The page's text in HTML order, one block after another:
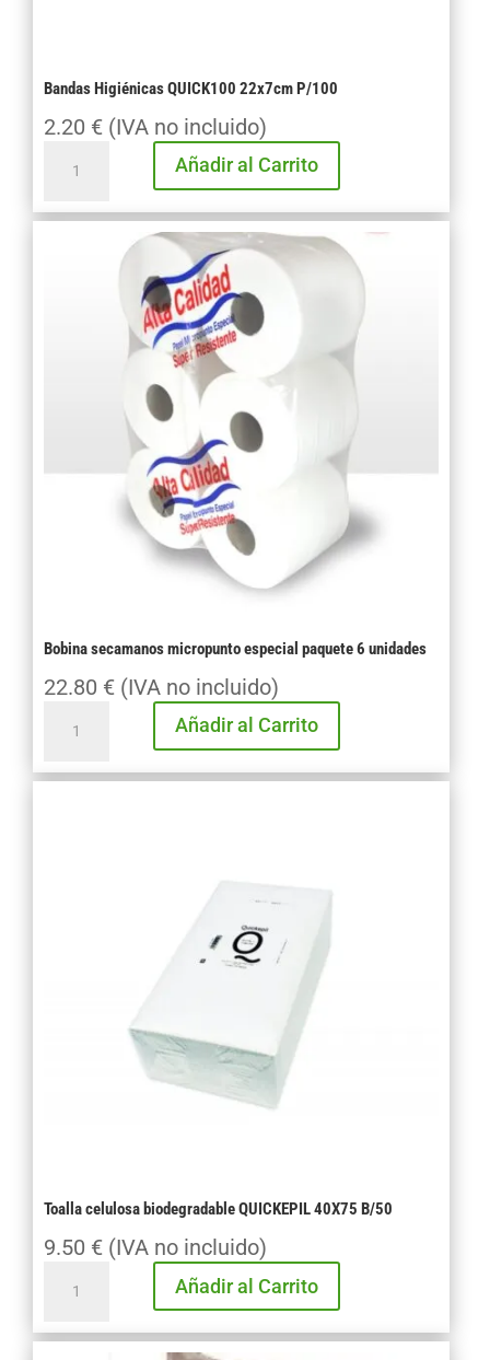
Bandas Higiénicas QUICK100 22x7cm P/100
2.20 € (IVA no incluido)
Higiénicas
QUICK100
Añadir al Carrito
Bobina secamanos micropunto especial paquete 6 unidades
22.80 € (IVA no incluido)
secamanos
micropunto
Añadir al Carrito
Toalla celulosa biodegradable QUICKEPIL 40X75 B/50
9.50 € (IVA no incluido)
celulosa
biodegradable
Añadir al Carrito